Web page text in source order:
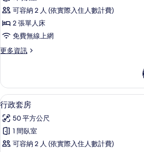
華
雙
床
房
的
有
相
片
可容納 2 人 (依實際入住人數計費)
2 張單人床
免費無線上網
更多資訊
更
雙
床
房
的
詳
情
顯
示
行
政
14
行政套房
50 平方公尺
1 間臥室
可容納 2 人 (依實際入住人數計費)